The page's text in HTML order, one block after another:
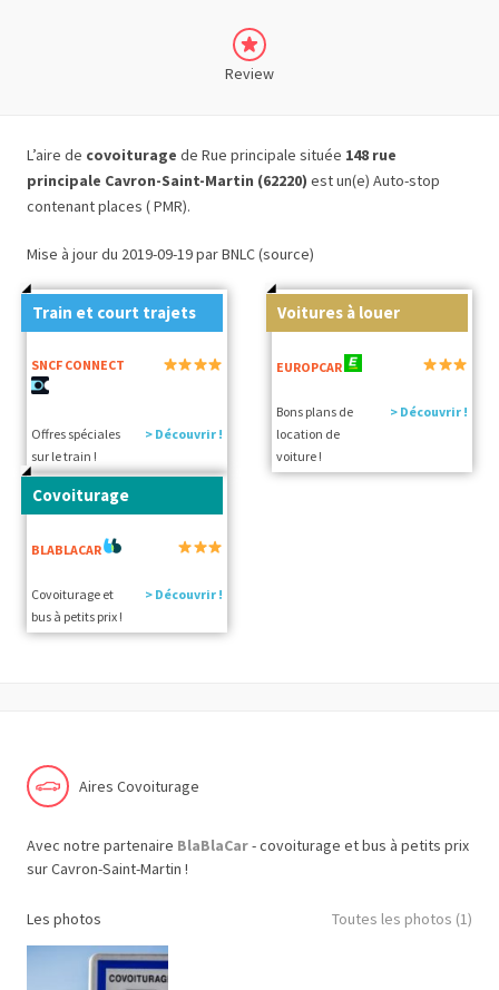
Review
L’aire de covoiturage de Rue principale située 148 rue
principale Cavron-Saint-Martin (62220) est un(e) Auto-stop
contenant places ( PMR).
Mise à jour du 2019-09-19 par BNLC (source)
Train et court trajets
SNCF CONNECT
Offres spéciales
sur le train !
> Découvrir !
Voitures à louer
EUROPCAR
Bons plans de
location de
voiture !
> Découvrir !
Covoiturage
BLABLACAR
Covoiturage et
bus à petits prix !
> Découvrir !
Aires Covoiturage
Avec notre partenaire BlaBlaCar- covoiturage et bus à petits prix
sur Cavron-Saint-Martin !
Les photos Toutes les photos (1)